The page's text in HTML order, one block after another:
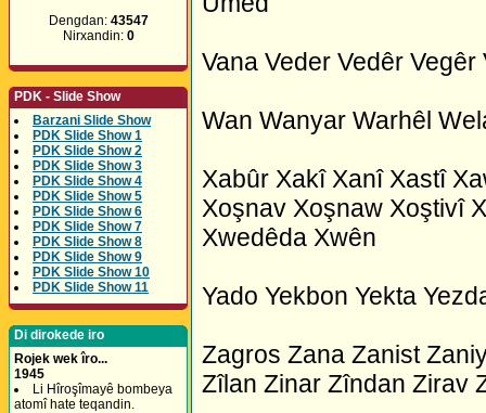
Dengdan: 43547
Nirxandin: 0
PDK - Slide Show
Barzani Slide Show
PDK Slide Show 1
PDK Slide Show 2
PDK Slide Show 3
PDK Slide Show 4
PDK Slide Show 5
PDK Slide Show 6
PDK Slide Show 7
PDK Slide Show 8
PDK Slide Show 9
PDK Slide Show 10
PDK Slide Show 11
Di dirokede iro
Rojek wek îro...
1945
Li Hîroşîmayê bombeya
atomî hate teqandin.
Vana Veder Vedêr
Wan Wanyar Warhêl
Xabûr Xakî Xanî Xastî
Xoşnav Xoşnaw Xoştivî
Xwedêda Xwên
Yado Yekbon Yekta
Zagros Zana Zanist
Zîlan Zinar Zîndan Zirav